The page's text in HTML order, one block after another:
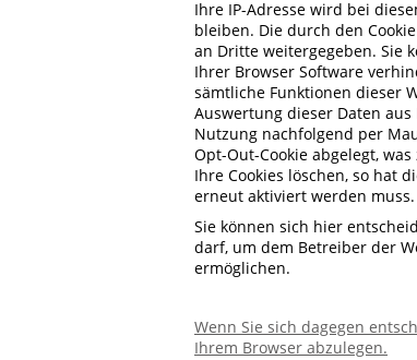
Ihre IP-Adresse wird bei
bleiben. Die durch den
an Dritte weitergegeben. Sie
Ihrer Browser Software
sämtliche Funktionen dieser
Auswertung dieser Daten
Nutzung nachfolgend per
Opt-Out-Cookie abgelegt,
Ihre Cookies löschen, so hat
erneut aktiviert werden muss.
Sie können sich hier
darf, um dem Betreiber der
ermöglichen.
Wenn Sie sich dagegen
Ihrem Browser abzulegen.